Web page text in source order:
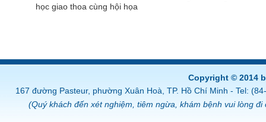
học giao thoa cùng hội họa
Copyright © 2014
167 đường Pasteur, phường Xuân Hoà, TP. Hồ Chí Minh - Tel:
(Quý khách đến xét nghiệm, tiêm ngừa, khám bệnh vui lòng